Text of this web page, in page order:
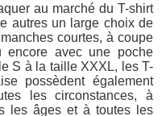
au marché du T-shirt
autres un large choix de
courtes, à coupe
avec une poche
S à la taille XXXL, les T-
possèdent également
les circonstances, à
les âges et à toutes les